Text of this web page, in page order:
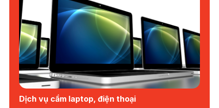
Dịch vụ cầm laptop, điện thoại